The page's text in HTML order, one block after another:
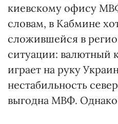
киевскому офису
словам, в Кабмине
сложившейся в
ситуации: валютный
играет на руку
нестабильность
выгодна МВФ.